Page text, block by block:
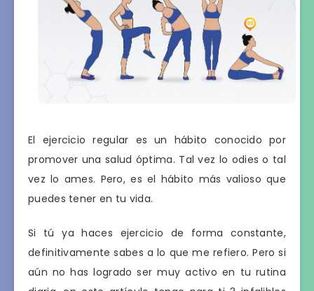
El ejercicio regular es un hábito conocido por
promover una salud óptima. Tal vez lo odies o tal
vez lo ames. Pero, es el hábito más valioso que
puedes tener en tu vida.
Si tú ya haces ejercicio de forma constante,
definitivamente sabes a lo que me refiero. Pero si
aún no has logrado ser muy activo en tu rutina